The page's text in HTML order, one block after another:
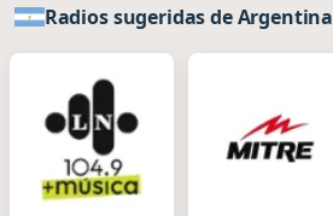
Radios sugeridas de Argentina